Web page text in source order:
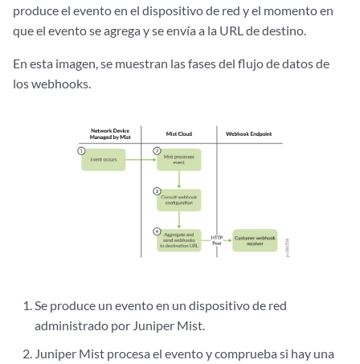
produce el evento en el dispositivo de red y el momento en
que el evento se agrega y se envía a la URL de destino.
En esta imagen, se muestran las fases del flujo de datos de
los webhooks.
Se produce un evento en un dispositivo de red
administrado por Juniper Mist.
Juniper Mist procesa el evento y comprueba si hay una